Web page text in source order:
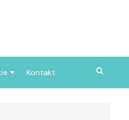
Kontakt